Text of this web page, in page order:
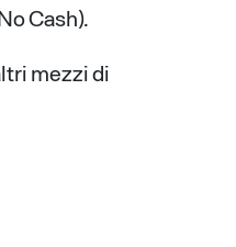
Cash).
mezzi di